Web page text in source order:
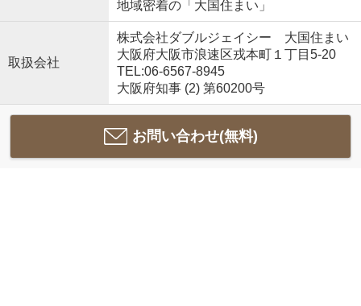
地域密着の「大国住まい」
取扱会社
株式会社ダブルジェイシー 大国住まい
大阪府大阪市浪速区戎本町１丁目5-20
TEL:06-6567-8945
大阪府知事 (2) 第60200号
お問い合わせ(無料)